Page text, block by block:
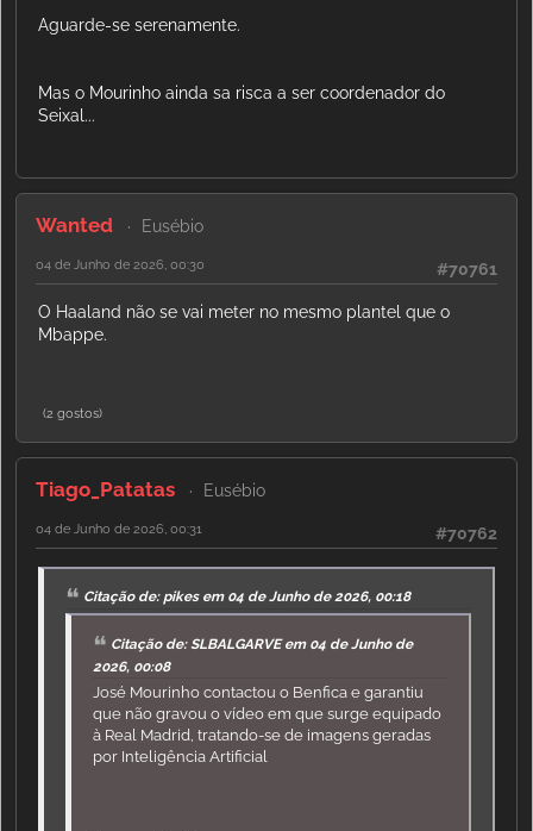
Aguarde-se serenamente.
Mas o Mourinho ainda sa risca a ser coordenador do
Seixal...
Wanted Eusébio
#70761
04 de Junho de 2026, 00:30
O Haaland não se vai meter no mesmo plantel que o
Mbappe.
(2 gostos)
Tiago_Patatas Eusébio
#70762
04 de Junho de 2026, 00:31
Citação de: pikes em 04 de Junho de 2026, 00:18
Citação de: SLBALGARVE em 04 de Junho de
2026, 00:08
José Mourinho contactou o Benfica e garantiu
que não gravou o vídeo em que surge equipado
à Real Madrid, tratando-se de imagens geradas
por Inteligência Artificial